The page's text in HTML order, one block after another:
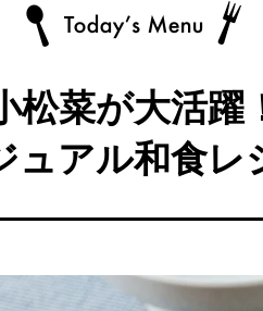
松菜が大活躍
ュアル和食レ